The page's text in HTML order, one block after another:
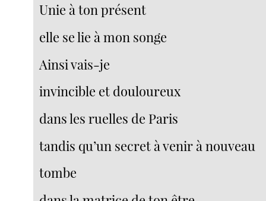
Unie à ton présent
elle se lie à mon songe
Ainsi vais-je
invincible et douloureux
dans les ruelles de Paris
tandis qu’un secret à venir à nouveau
tombe